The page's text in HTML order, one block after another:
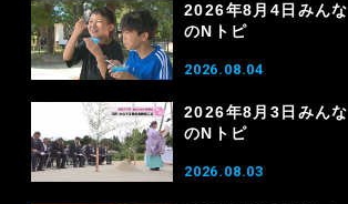
2026年8月4日みんな
のNトピ
2026.08.04
2026年8月3日みんな
のNトピ
2026.08.03